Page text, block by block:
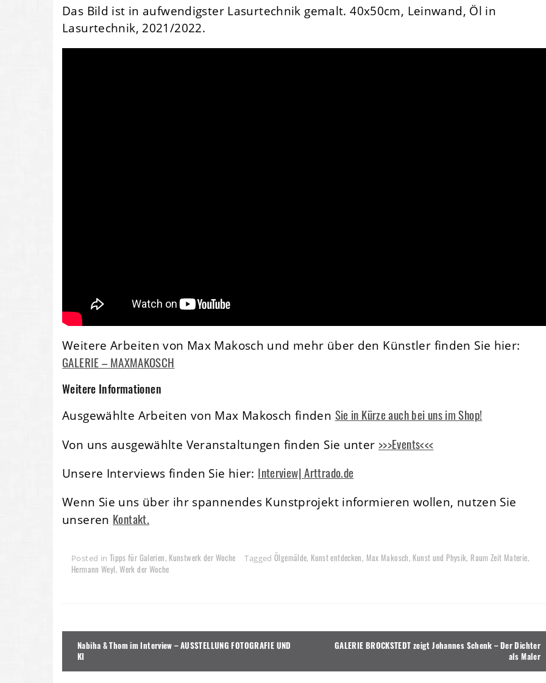
Das Bild ist in aufwendigster Lasurtechnik gemalt. 40x50cm, Leinwand, Öl in
Lasurtechnik, 2021/2022.
Weitere Arbeiten von Max Makosch und mehr über den Künstler finden Sie hier:
GALERIE – MAXMAKOSCH
Weitere Informationen
Ausgewählte Arbeiten von Max Makosch finden Sie in Kürze auch bei uns im Shop!
Von uns ausgewählte Veranstaltungen finden Sie unter >>>Events<<<
Unsere Interviews finden Sie hier: Interview| Arttrado.de
Wenn Sie uns über ihr spannendes Kunstprojekt informieren wollen, nutzen Sie
unseren Kontakt.
Posted in Tipps für Galerien, Kunstwerk der Woche Tagged Ölgemälde, Kunst entdecken, Max Makosch, Kunst und Physik, Raum Zeit Materie,
Hermann Weyl,Werk der Woche
Beitragsnavigation
Nabiha & Thom im Interview – AUSSTELLUNG FOTOGRAFIE UND
KI
GALERIE BROCKSTEDT zeigt Johannes Schenk – Der Dichter
als Maler